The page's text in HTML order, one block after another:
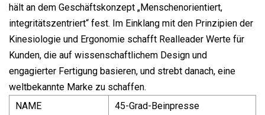
hält an dem Geschäftskonzept „Menschenorientiert,
integritätszentriert“ fest. Im Einklang mit den Prinzipien der
Kinesiologie und Ergonomie schafft Realleader Werte für
Kunden, die auf wissenschaftlichem Design und
engagierter Fertigung basieren, und strebt danach, eine
weltbekannte Marke zu schaffen.
NAME
45-Grad-Beinpresse